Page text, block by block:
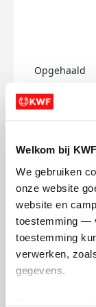
Welkom bij
We gebruiken
onze website
website en
toestemming —
toestemming
verwerken,
gegevens.
Opgehaald